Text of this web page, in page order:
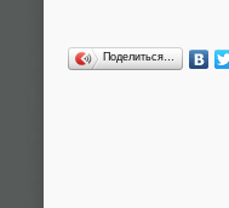
Поделиться…